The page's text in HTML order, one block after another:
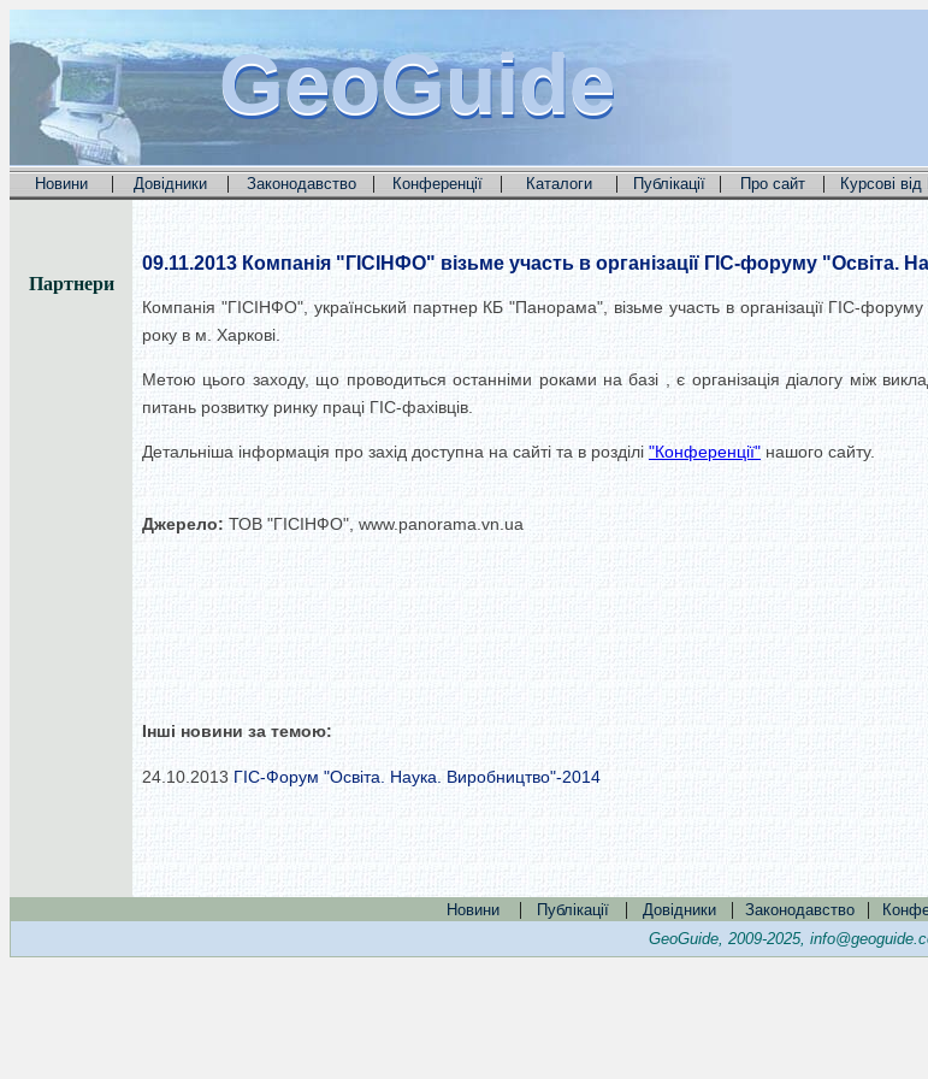
GeoGuide
GeoGuide
GeoGuide
Новини | Довідники | Законодавство | Конференції | Каталоги | Публікації | Про сайт | Курсові
Партнери
09.11.2013 Компанія "ГІСІНФО" візьме участь в організації ГІС-форуму "Освіта.
Компанія "ГІСІНФО", український партнер КБ "Панорама", візьме участь в організації ГІС-
року в м. Харкові.
Метою цього заходу, що проводиться останніми роками на базі , є організація діалогу між
питань розвитку ринку праці ГІС-фахівців.
Детальніша інформація про захід доступна на сайті та в розділі "Конференції" нашого сайту.
Джерело: ТОВ "ГІСІНФО", www.panorama.vn.ua
Інші новини за темою:
24.10.2013 ГІС-Форум "Освіта. Наука. Виробництво"-2014
Новини | Публікації | Довідники | Законодавство |
GeoGuide, 2009-2025,